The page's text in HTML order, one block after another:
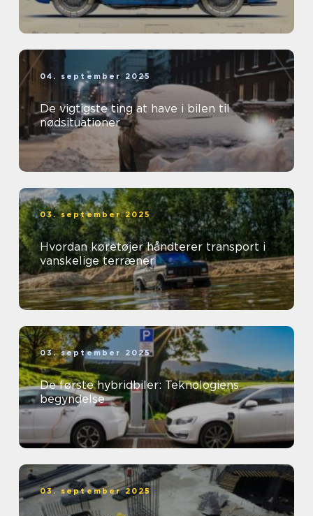
04. september 2025
De vigtigste ting at have i bilen til
nødsituationer
03. september 2025
Hvordan køretøjer håndterer transport i
vanskelige terræner
03. september 2025
De første hybridbiler: Teknologiens
begyndelse
03. september 2025